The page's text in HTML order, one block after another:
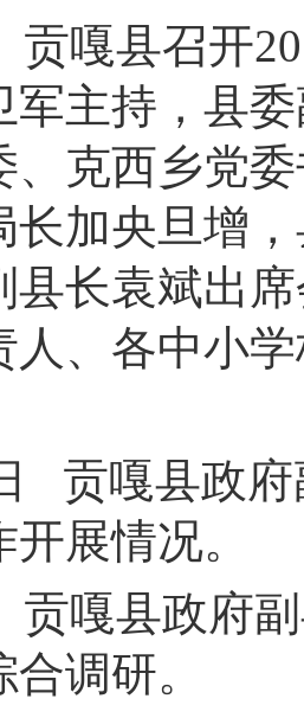
嘎县召开
军主持，县
、克西乡党
长加央旦增
县长袁斌出
人、各中小
贡嘎县政府
展情况。
嘎县政府
调研。